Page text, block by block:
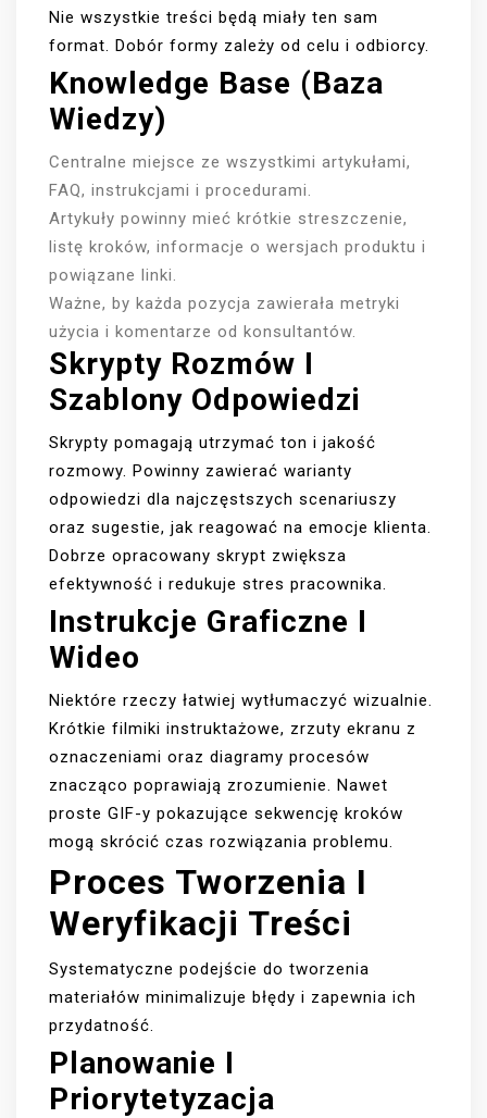
Nie wszystkie treści będą miały ten sam
format. Dobór formy zależy od celu i odbiorcy.
Knowledge Base (baza
Wiedzy)
Centralne miejsce ze wszystkimi artykułami,
FAQ, instrukcjami i procedurami.
Artykuły powinny mieć krótkie streszczenie,
listę kroków, informacje o wersjach produktu i
powiązane linki.
Ważne, by każda pozycja zawierała metryki
użycia i komentarze od konsultantów.
Skrypty Rozmów I
Szablony Odpowiedzi
Skrypty pomagają utrzymać ton i jakość
rozmowy. Powinny zawierać warianty
odpowiedzi dla najczęstszych scenariuszy
oraz sugestie, jak reagować na emocje klienta.
Dobrze opracowany skrypt zwiększa
efektywność i redukuje stres pracownika.
Instrukcje Graficzne I
Wideo
Niektóre rzeczy łatwiej wytłumaczyć wizualnie.
Krótkie filmiki instruktażowe, zrzuty ekranu z
oznaczeniami oraz diagramy procesów
znacząco poprawiają zrozumienie. Nawet
proste GIF-y pokazujące sekwencję kroków
mogą skrócić czas rozwiązania problemu.
Proces Tworzenia I
Weryfikacji Treści
Systematyczne podejście do tworzenia
materiałów minimalizuje błędy i zapewnia ich
przydatność.
Planowanie I
Priorytetyzacja